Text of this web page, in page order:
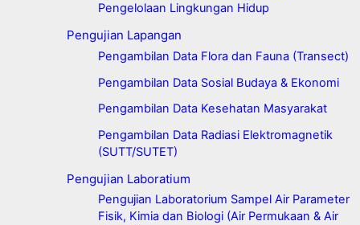
Pengelolaan Lingkungan Hidup
Pengujian Lapangan
Pengambilan Data Flora dan Fauna (Transect)
Pengambilan Data Sosial Budaya & Ekonomi
Pengambilan Data Kesehatan Masyarakat
Pengambilan Data Radiasi Elektromagnetik
(SUTT/SUTET)
Pengujian Laboratium
Pengujian Laboratorium Sampel Air Parameter
Fisik, Kimia dan Biologi (Air Permukaan & Air